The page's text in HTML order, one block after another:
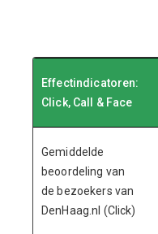
Effectindicatoren:
Click, Call & Face
Gemiddelde
beoordeling van
de bezoekers van
DenHaag.nl (Click)